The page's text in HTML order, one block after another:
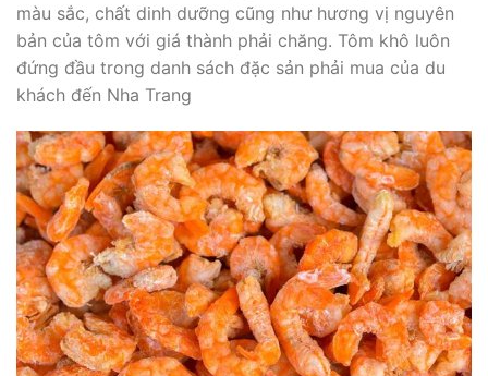
màu sắc, chất dinh dưỡng cũng như hương vị nguyên
bản của tôm với giá thành phải chăng. Tôm khô luôn
đứng đầu trong danh sách đặc sản phải mua của du
khách đến Nha Trang